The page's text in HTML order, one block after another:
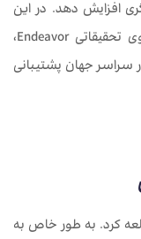
افزایش دهد. در این
نوشتار موریس مدیر Endeavor Insight، بازوی تحقیقاتی Endeavor،
در سراسر جهان پشتیبانی
کرد. به طور خاص به